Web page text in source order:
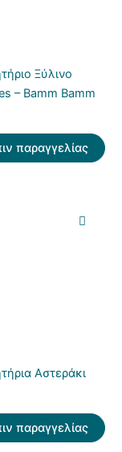
Ξύλινο
– Bamm Bamm
παραγγελίας
Αστεράκι
παραγγελίας